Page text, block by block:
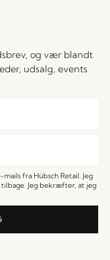
og vær blandt
udsalg, events
fra Hübsch Retail. Jeg
Jeg bekræfter, at jeg